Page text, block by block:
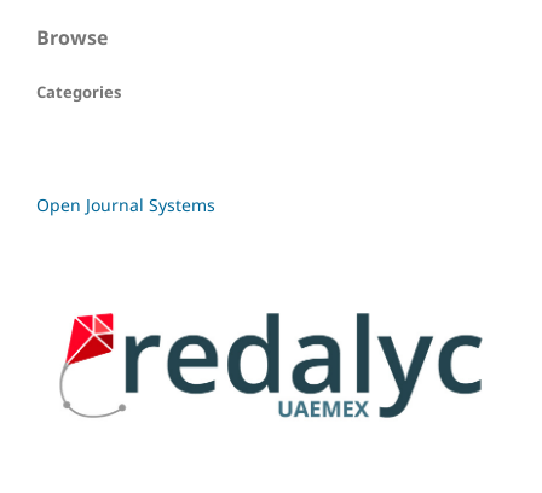
Browse
Categories
Open Journal Systems